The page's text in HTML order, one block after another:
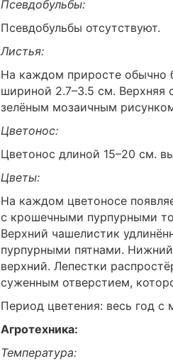
Псевдобульбы:
Псевдобульбы отсутствуют.
Листья:
На каждом приросте обычно
шириной 2.7–3.5 см. Верхняя
зелёным мозаичным
Цветонос:
Цветонос длиной 15–20 см.
Цветы:
На каждом цветоносе
с крошечными пурпурными
Верхний чашелистик
пурпурными пятнами.
верхний. Лепестки
суженным отверстием,
Период цветения: весь год
Агротехника:
Температура: